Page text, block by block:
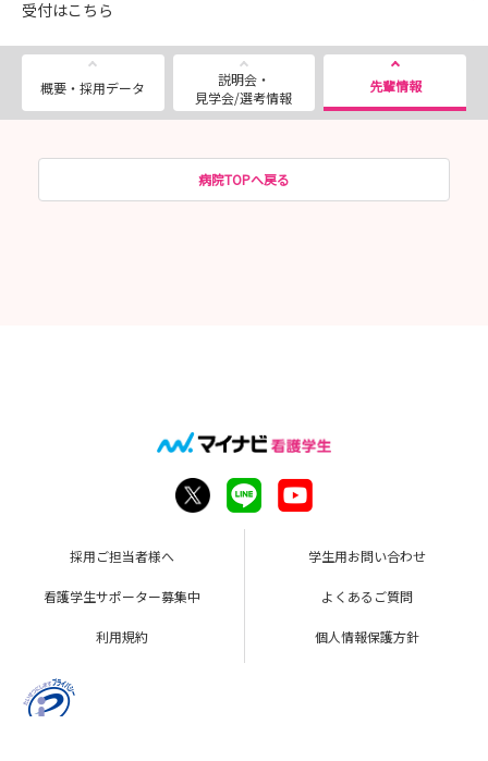
受付はこちら
概要・採用データ
説明会・
見学会/選考情報
先輩情報
病院TOPへ戻る
採用ご担当者様へ 学生用お問い合わせ
看護学生サポーター募集中 よくあるご質問
利用規約 個人情報保護方針